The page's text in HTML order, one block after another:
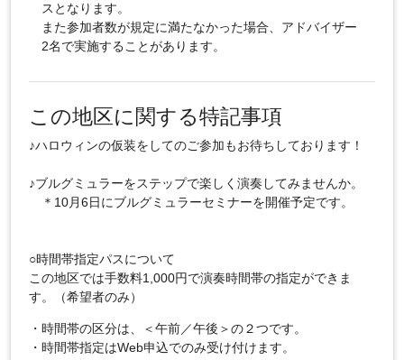
スとなります。
また参加者数が規定に満たなかった場合、アドバイザー
2名で実施することがあります。
この地区に関する特記事項
♪ハロウィンの仮装をしてのご参加もお待ちしております！
♪ブルグミュラーをステップで楽しく演奏してみませんか。
＊10月6日にブルグミュラーセミナーを開催予定です。
○時間帯指定パスについて
この地区では手数料1,000円で演奏時間帯の指定ができま
す。（希望者のみ）
・時間帯の区分は、＜午前／午後＞の２つです。
・時間帯指定はWeb申込でのみ受け付けます。